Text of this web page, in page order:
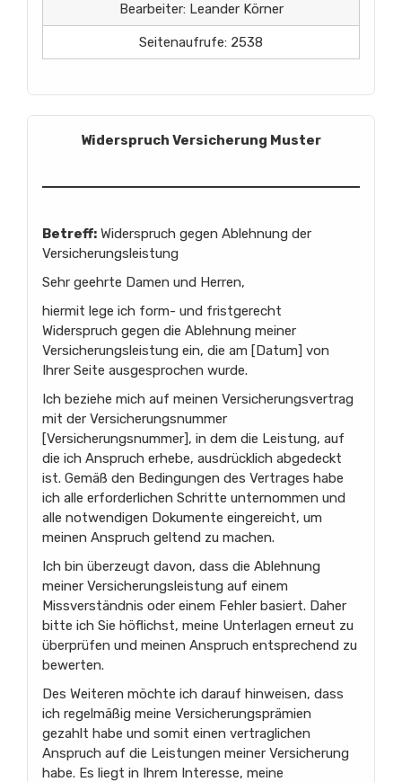
Bearbeiter: Leander Körner
Seitenaufrufe: 2538
Widerspruch Versicherung Muster
Betreff: Widerspruch gegen Ablehnung der
Versicherungsleistung
Sehr geehrte Damen und Herren,
hiermit lege ich form- und fristgerecht
Widerspruch gegen die Ablehnung meiner
Versicherungsleistung ein, die am [Datum] von
Ihrer Seite ausgesprochen wurde.
Ich beziehe mich auf meinen Versicherungsvertrag
mit der Versicherungsnummer
[Versicherungsnummer], in dem die Leistung, auf
die ich Anspruch erhebe, ausdrücklich abgedeckt
ist. Gemäß den Bedingungen des Vertrages habe
ich alle erforderlichen Schritte unternommen und
alle notwendigen Dokumente eingereicht, um
meinen Anspruch geltend zu machen.
Ich bin überzeugt davon, dass die Ablehnung
meiner Versicherungsleistung auf einem
Missverständnis oder einem Fehler basiert. Daher
bitte ich Sie höflichst, meine Unterlagen erneut zu
überprüfen und meinen Anspruch entsprechend zu
bewerten.
Des Weiteren möchte ich darauf hinweisen, dass
ich regelmäßig meine Versicherungsprämien
gezahlt habe und somit einen vertraglichen
Anspruch auf die Leistungen meiner Versicherung
habe. Es liegt in Ihrem Interesse, meine